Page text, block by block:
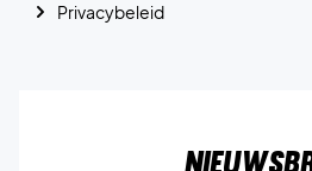
Privacybeleid